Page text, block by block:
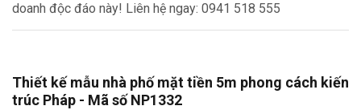
doanh độc đáo này! Liên hệ ngay: 0941 518 555
Thiết kế mẫu nhà phố mặt tiền 5m phong cách kiến
trúc Pháp - Mã số NP1332